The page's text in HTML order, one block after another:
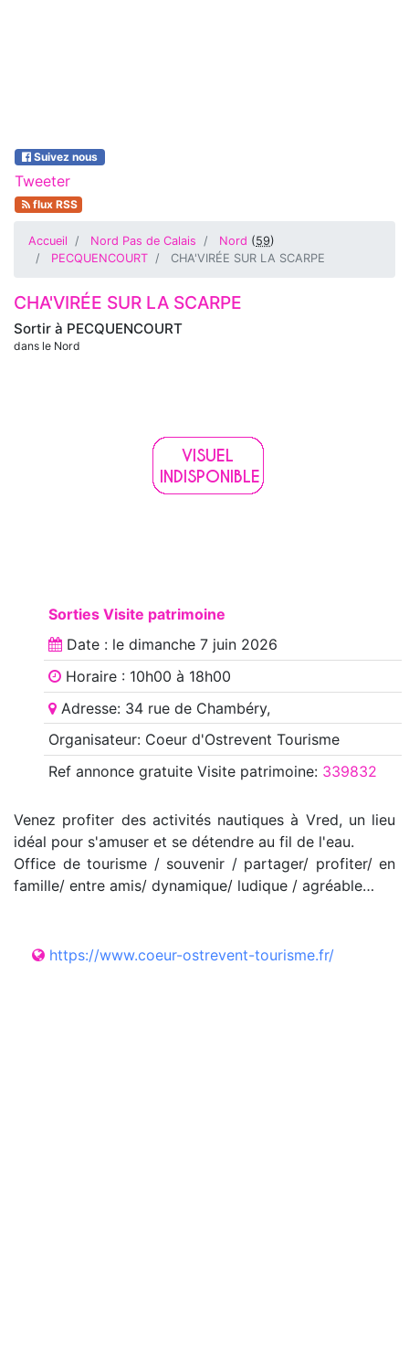
Suivez nous
Tweeter
flux RSS
Accueil Nord Pas de Calais Nord (59)
PECQUENCOURT
CHA'VIRÉE SUR LA SCARPE
Sortir à PECQUENCOURT
dans le Nord
CHA'VIRÉE SUR LA SCARPE
Sorties Visite patrimoine
Date : le dimanche 7 juin 2026
Horaire : 10h00 à 18h00
Adresse: 34 rue de Chambéry,
Organisateur: Coeur d'Ostrevent Tourisme
Ref annoncegratuite Visite patrimoine: 339832
Venez profiter des activités nautiques à Vred, un lieu
idéal pour s'amuser et se détendre au fil de l'eau.
Office de tourisme / souvenir / partager/ profiter/ en
famille/ entre amis/ dynamique/ ludique / agréable…
https://www.coeur-ostrevent-tourisme.fr/